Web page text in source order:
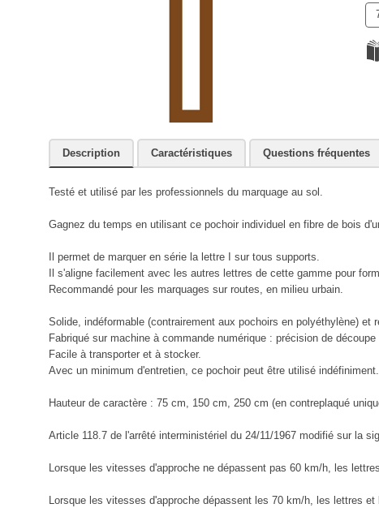
Description Caractéristiques Questions fréquentes
Testé et utilisé par les professionnels du marquage au sol.
Gagnez du temps en utilisant ce pochoir individuel en fibre de bois
Il permet de marquer en série la lettre I sur tous supports.
Il s'aligne facilement avec les autres lettres de cette gamme pour
Recommandé pour les marquages sur routes, en milieu urbain.
Solide, indéformable (contrairement aux pochoirs en polyéthylène) et
Fabriqué sur machine à commande numérique : précision de découpe
Facile à transporter et à stocker.
Avec un minimum d'entretien, ce pochoir peut être utilisé indéfiniment.
Hauteur de caractère : 75 cm, 150 cm, 250 cm (en contreplaqué
Article 118.7 de l'arrêté interministériel du 24/11/1967 modifié sur la
Lorsque les vitesses d'approche ne dépassent pas 60 km/h, les
Lorsque les vitesses d'approche dépassent les 70 km/h, les lettres